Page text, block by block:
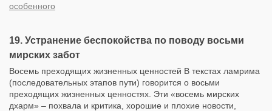
особенного
19. Устранение беспокойства по поводу восьми
мирских забот
Восемь преходящих жизненных ценностей В текстах ламрима
(последовательных этапов пути) говорится о восьми
преходящих жизненных ценностях. Эти «восемь мирских
дхарм» – похвала и критика, хорошие и плохие новости,